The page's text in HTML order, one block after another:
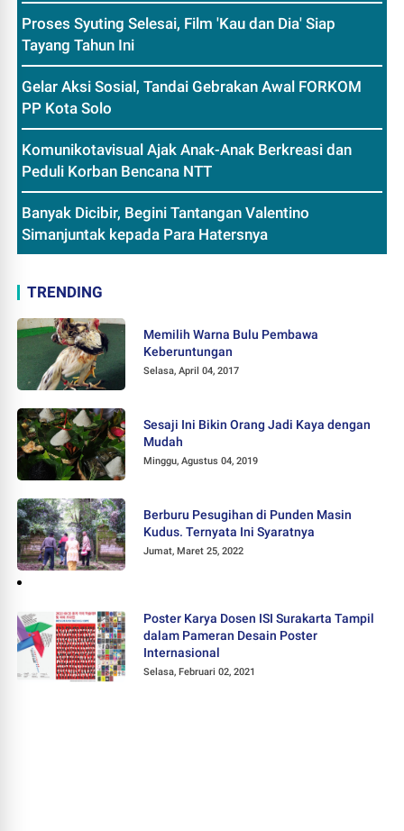
Proses Syuting Selesai, Film 'Kau dan Dia' Siap
Tayang Tahun Ini
Gelar Aksi Sosial, Tandai Gebrakan Awal FORKOM
PP Kota Solo
Komunikotavisual Ajak Anak-Anak Berkreasi dan
Peduli Korban Bencana NTT
Banyak Dicibir, Begini Tantangan Valentino
Simanjuntak kepada Para Hatersnya
TRENDING
Memilih Warna Bulu Pembawa
Keberuntungan
Selasa, April 04, 2017
Sesaji Ini Bikin Orang Jadi Kaya dengan
Mudah
Minggu, Agustus 04, 2019
Berburu Pesugihan di Punden Masin
Kudus. Ternyata Ini Syaratnya
Jumat, Maret 25, 2022
Poster Karya Dosen ISI Surakarta Tampil
dalam Pameran Desain Poster
Internasional
Selasa, Februari 02, 2021